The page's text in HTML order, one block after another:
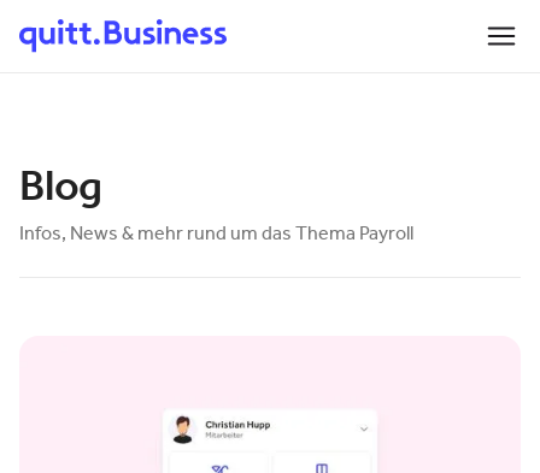
Blog
Infos, News & mehr rund um das Thema Payroll